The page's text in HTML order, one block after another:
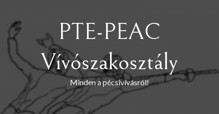
content
PTE-PEAC
Vívószakosztály
Minden a pécsivívásról!